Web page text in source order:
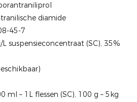
diamide
45-7
L suspensieconcentraat (SC), 35%
ml – 1L flessen (SC), 100 g – 5kg